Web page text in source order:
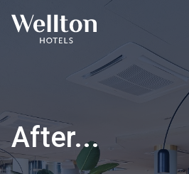
After...